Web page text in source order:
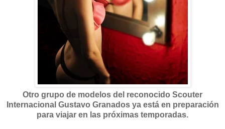
Otro grupo de modelos del reconocido Scouter
Internacional Gustavo Granados ya está en preparación
para viajar en las próximas temporadas.